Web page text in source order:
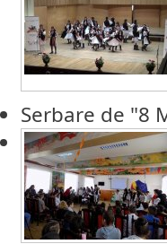
Serbare de "8